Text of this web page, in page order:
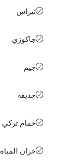
تيراس
جاكوزي
جيم
حديقة
حمام تركي
خزان المياه